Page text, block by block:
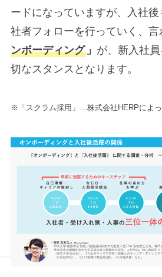
ードになっていますが、入社
社者フォローを行っていく、言
ンボーディング」 が、新入社
切なスタンスとなります。
※「スクラム採用」…株式会社HERPによ